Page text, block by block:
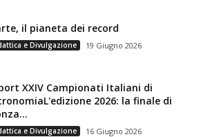
il pianeta dei record
e Divulgazione 19 Giugno 2026
XXIV Campionati Italiani di
2026: la finale di
e Divulgazione 16 Giugno 2026